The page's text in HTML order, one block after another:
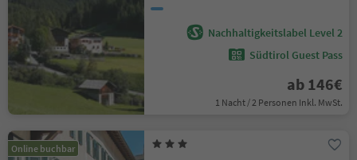
Nachhaltigkeitslabel Level 2
Südtirol Guest Pass
ab 146€
1 Nacht / 2 Personen Inkl. MwSt.
Online buchbar